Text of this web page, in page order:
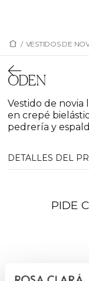
/ VESTIDOS DE
ODEN
Vestido de novia
en crepé
pedrería y
DETALLES DEL
PIDE